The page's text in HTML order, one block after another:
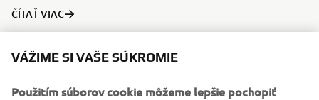
ČÍTAŤ VIAC
90. ROKY 20. STOROČIA
VÁŽIME SI VAŠE SÚKROMIE
Použitím súborov cookie môžeme lepšie pochopiť